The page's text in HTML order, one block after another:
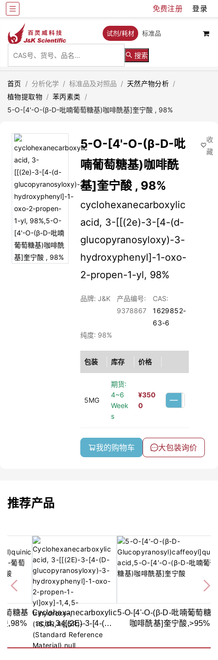
免费注册 登录
试剂/耗材 标准品
搜索
首页 / 分析化学 / 标准品及对照品 / 天然产物分析 /
植物提取物 / 苯丙素类 /
5-O-[4'-O-(β-D-吡喃葡萄糖基)咖啡酰基]奎宁酸 , 98%
5-O-[4'-O-(β-D-吡
喃葡萄糖基)咖啡酰
基]奎宁酸 , 98%
cyclohexanecarboxylic
acid, 3-[[(2e)-3-[4-(d-
glucopyranosyloxy)-3-
hydroxyphenyl]-1-oxo-
2-propen-1-yl, 98%
品牌: J&K
产品编号:
9378867
CAS:
1629852-
63-6
纯度: 98%
包装 库存 价格
5MG
期货:
4~6
Week
s
¥350
0
我的购物车 大包装询价
收
藏
推荐产品
萄糖基
,98%
Cyclohexanecarboxylic
acid, 3-[[(2E)-3-[4-(D-
glucopyranosyloxy)-3-
hydroxyphenyl]-1-oxo-
5-O-[4'-O-(β-D-吡喃葡萄糖
咖啡酰基]奎宁酸,>95%